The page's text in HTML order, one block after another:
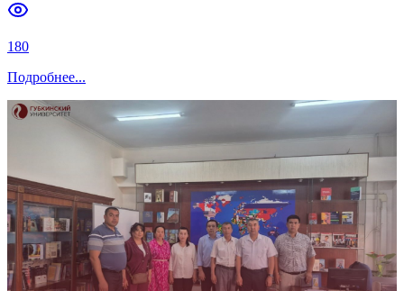
180
Подробнее...